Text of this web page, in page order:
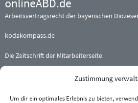
Zustimmung
Um dir ein optimales Erlebnis zu bieten,
onlineABD.de
Arbeitsvertragsrecht der bayerischen
kodakompass.de
Die Zeitschrift der Mitarbeiterseite
Beteiligte (Erz-) Bistümer
Augsburg·Bamberg·Eichstätt